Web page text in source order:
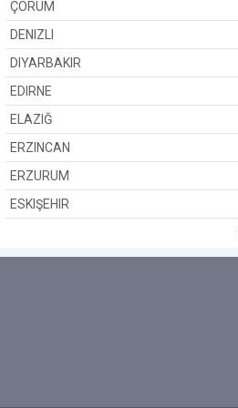
ÇORUM
DENIZLI
DIYARBAKIR
EDIRNE
ELAZIĞ
ERZINCAN
ERZURUM
ESKIŞEHIR